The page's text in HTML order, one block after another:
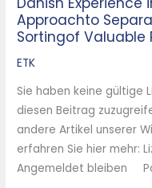
Approachto
Sortingof Valuable
ETK
Sie haben keine gültige
diesen Beitrag
andere Artikel unserer
erfahren Sie hier mehr:
Angemeldet bleiben
Danish
Experience
in
Developing
Approachto
Separate
Collection
and
Central